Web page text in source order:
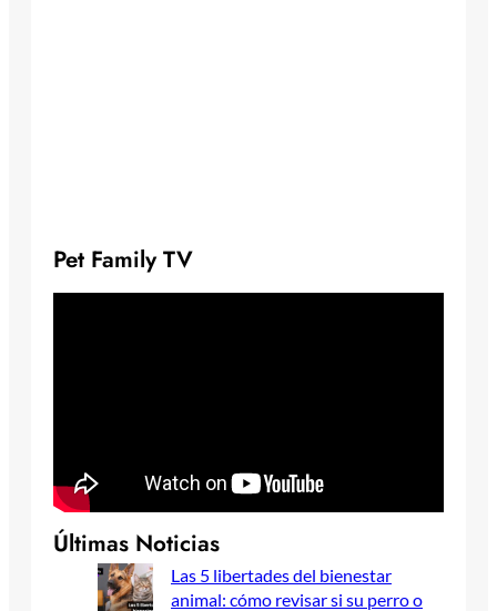
Pet Family TV
Últimas Noticias
Las 5 libertades del bienestar
animal: cómo revisar si su perro o